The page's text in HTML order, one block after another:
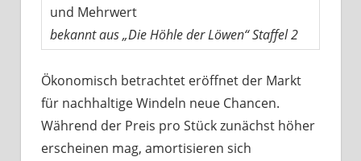
und Mehrwert
bekannt aus „Die Höhle der Löwen“ Staffel 2
Ökonomisch betrachtet eröffnet der Markt
für nachhaltige Windeln neue Chancen.
Während der Preis pro Stück zunächst höher
erscheinen mag, amortisieren sich